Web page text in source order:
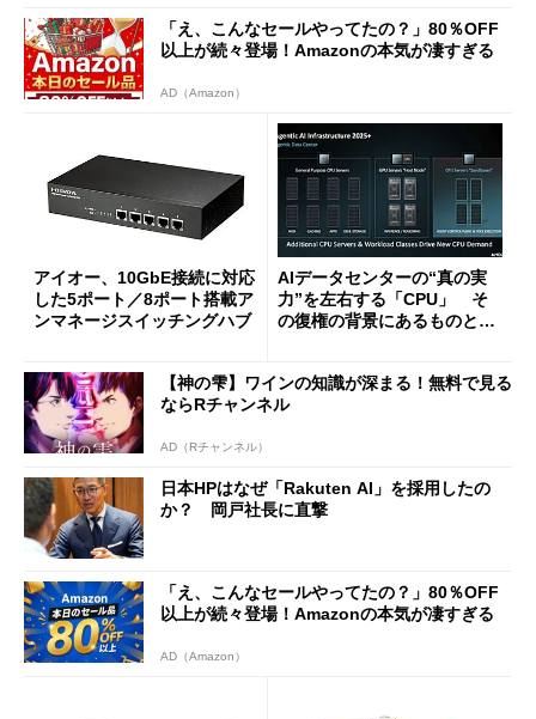
「え、こんなセールやってたの？」80％OFF
以上が続々登場！Amazonの本気が凄すぎる
AD（Amazon）
アイオー、10GbE接続に対応
した5ポート／8ポート搭載ア
ンマネージスイッチングハブ
AIデータセンターの“真の実
力”を左右する「CPU」 そ
の復権の背景にあるものと
【神の雫】ワインの知識が深まる！無料で見る
ならRチャンネル
AD（Rチャンネル）
日本HPはなぜ「Rakuten AI」を採用したの
か？ 岡戸社長に直撃
「え、こんなセールやってたの？」80％OFF
以上が続々登場！Amazonの本気が凄すぎる
AD（Amazon）